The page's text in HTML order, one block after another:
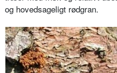
og hovedsageligt rødgran.